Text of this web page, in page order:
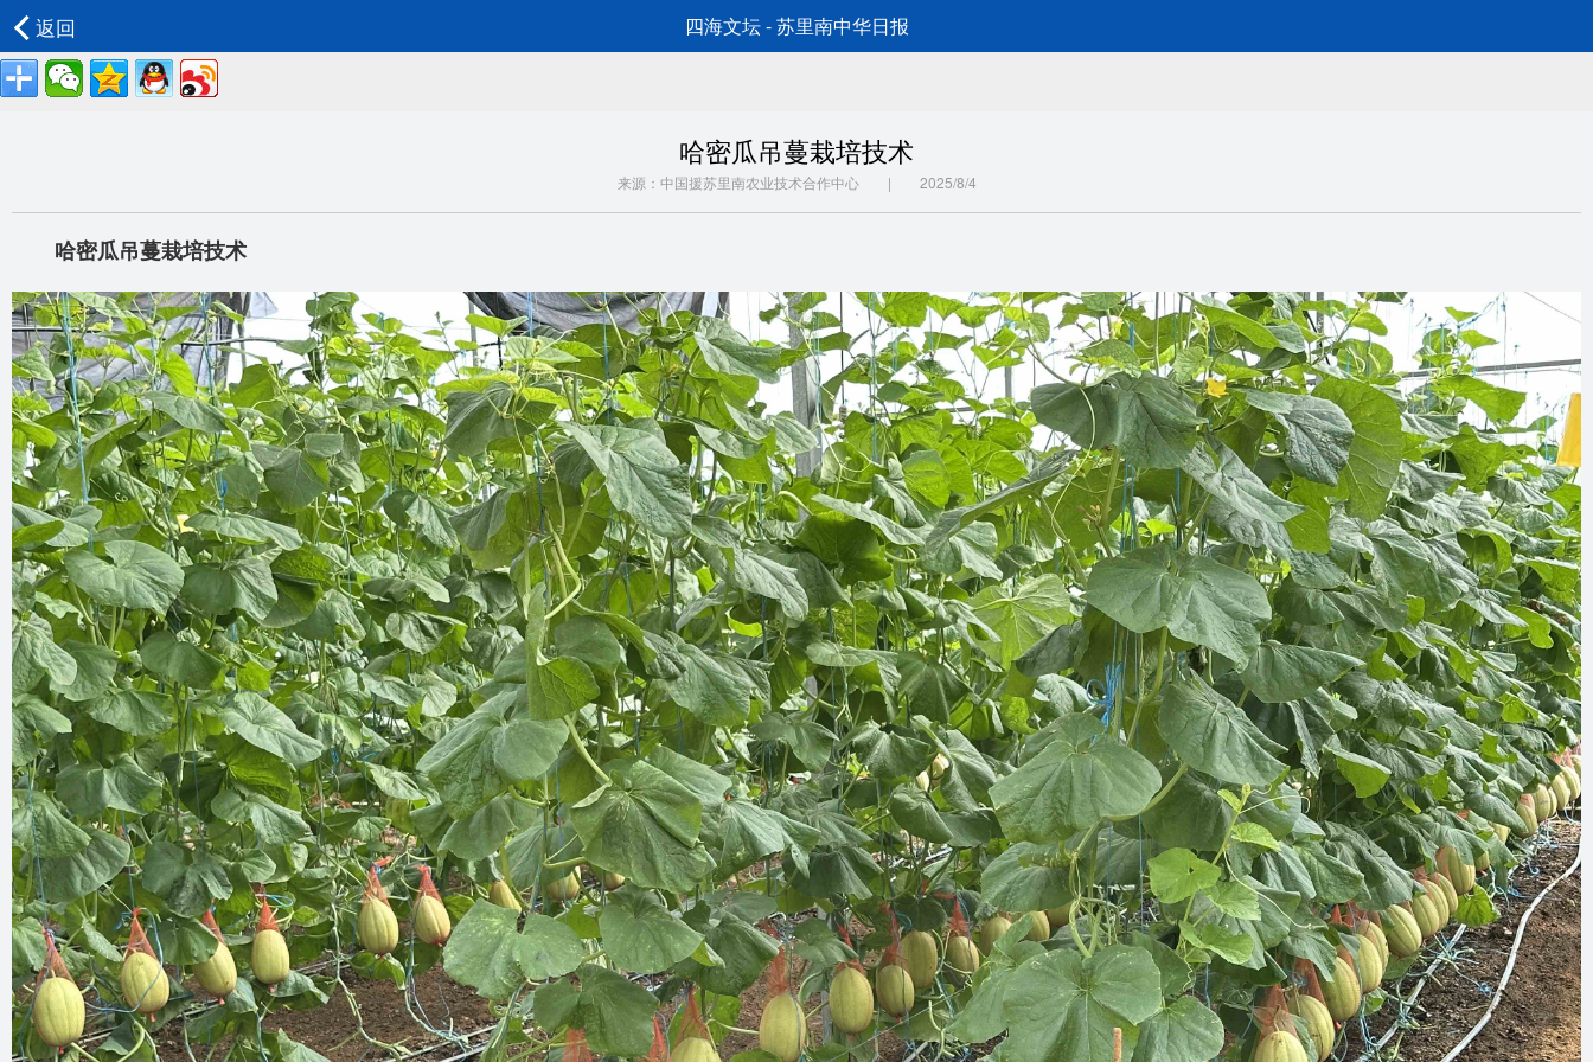
返回 四海文坛 - 苏里南中华日报
哈密瓜吊蔓栽培技术
来源：中国援苏里南农业技术合作中心 | 2025/8/4
哈密瓜吊蔓栽培技术